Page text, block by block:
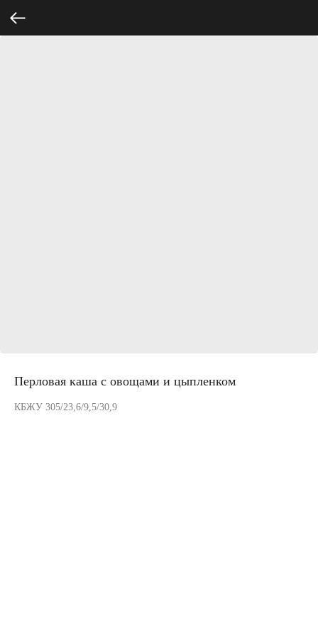
Перловая каша с овощами и цыпленком
КБЖУ 305/23,6/9,5/30,9